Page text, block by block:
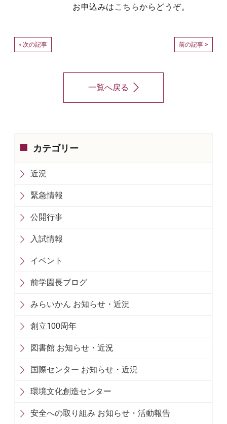
お申込みは こちらからどうぞ。
< 次の記事 前の記事 >
一覧へ戻る
カテゴリー
近況
緊急情報
公開行事
入試情報
イベント
前学園長ブログ
みらいかん お知らせ・近況
創立100周年
図書館 お知らせ・近況
国際センター お知らせ・近況
環境文化創造センター
安全への取り組み お知らせ・活動報告